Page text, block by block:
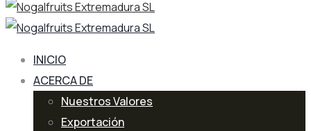
INICIO
ACERCA DE
Nuestros Valores
Exportación